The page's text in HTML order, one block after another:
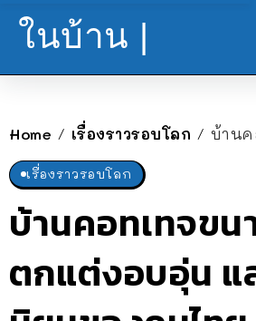
ในบ้าน |
Home / เรื่องราวรอบโลก / บ้านคอทเทจขน
เรื่องราวรอบโลก
บ้านคอทเทจขน
ตกแต่งอบอุ่น แ